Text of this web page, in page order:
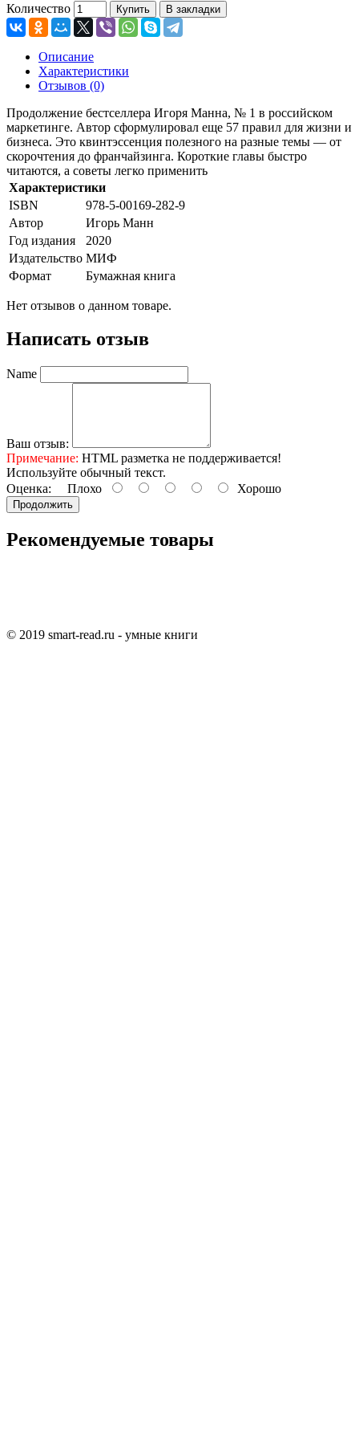
Количество Купить В закладки
Описание
Характеристики
Отзывов (0)
Продолжение бестселлера Игоря Манна, № 1 в российском
маркетинге. Автор сформулировал еще 57 правил для жизни и
бизнеса. Это квинтэссенция полезного на разные темы — от
скорочтения до франчайзинга. Короткие главы быстро
читаются, а советы легко применить
Характеристики
ISBN
978-5-00169-282-9
Автор
Игорь Манн
Год издания
2020
Издательство МИФ
Формат
Бумажная книга
Нет отзывов о данном товаре.
Написать отзыв
Name
Ваш отзыв:
Примечание: HTML разметка не поддерживается!
Используйте обычный текст.
Оценка: Плохо Хорошо
Продолжить
Рекомендуемые товары
© 2019 smart-read.ru - умные книги